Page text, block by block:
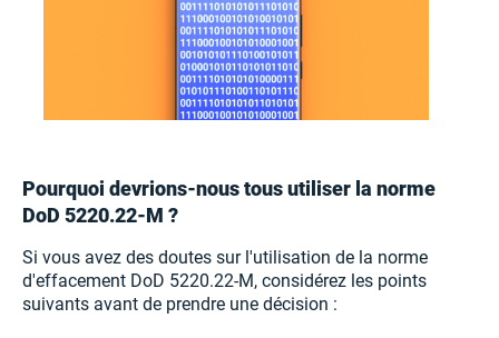
Pourquoi devrions-nous tous utiliser la norme
DoD 5220.22-M ?
Si vous avez des doutes sur l'utilisation de la norme
d'effacement DoD 5220.22-M, considérez les points
suivants avant de prendre une décision :